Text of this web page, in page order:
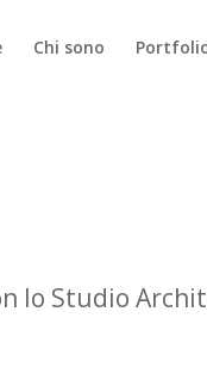
Chi sono
lo Studio